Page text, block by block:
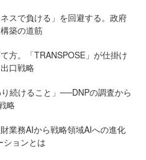
スで負ける」を回避する。政府
築の道筋
方。「TRANSPOSE」が仕掛け
口戦略
続けること」──DNPの調査から
略
業務AIから戦略領域AIへの進化
ョンとは